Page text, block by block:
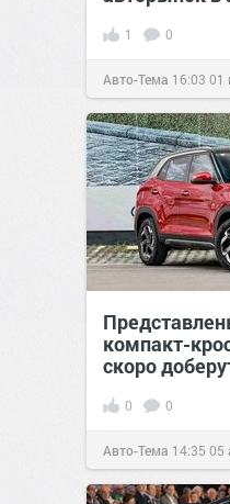
1 0
Авто-Тема 16:03 01
компакт-
скоро
0 0
Авто-Тема 14:35 05